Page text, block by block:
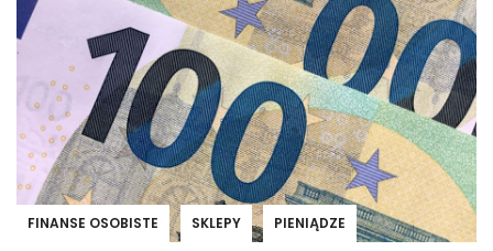
FINANSE OSOBISTE SKLEPY PIENIĄDZE